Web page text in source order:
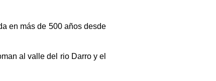
en más de 500 años desde
al valle del rio Darro y el